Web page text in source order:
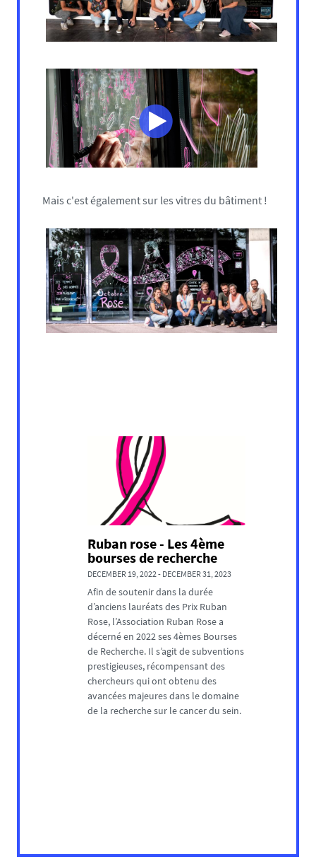
Mais c'est également sur les vitres du bâtiment !
Ruban rose - Les 4ème
bourses de recherche
DECEMBER 19, 2022- DECEMBER 31, 2023
Afin de soutenir dans la durée
d’anciens lauréats des Prix Ruban
Rose, l’Association Ruban Rose a
décerné en 2022 ses 4èmes Bourses
de Recherche. Il s’agit de subventions
prestigieuses, récompensant des
chercheurs qui ont obtenu des
avancées majeures dans le domaine
de la recherche sur le cancer du sein.